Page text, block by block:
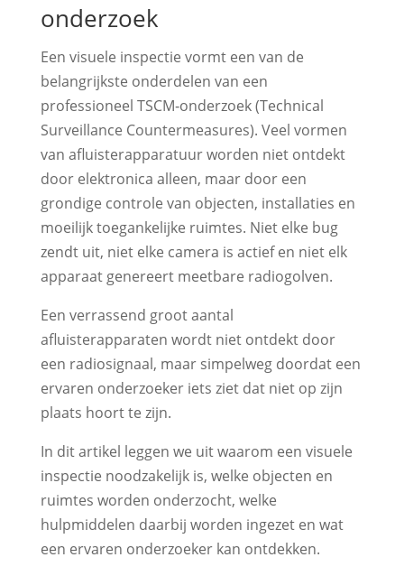
onderzoek
Een visuele inspectie vormt een van de
belangrijkste onderdelen van een
professioneel TSCM‑onderzoek (Technical
Surveillance Countermeasures). Veel vormen
van afluisterapparatuur worden niet ontdekt
door elektronica alleen, maar door een
grondige controle van objecten, installaties en
moeilijk toegankelijke ruimtes. Niet elke bug
zendt uit, niet elke camera is actief en niet elk
apparaat genereert meetbare radiogolven.
Een verrassend groot aantal
afluisterapparaten wordt niet ontdekt door
een radiosignaal, maar simpelweg doordat een
ervaren onderzoeker iets ziet dat niet op zijn
plaats hoort te zijn.
In dit artikel leggen we uit waarom een visuele
inspectie noodzakelijk is, welke objecten en
ruimtes worden onderzocht, welke
hulpmiddelen daarbij worden ingezet en wat
een ervaren onderzoeker kan ontdekken.